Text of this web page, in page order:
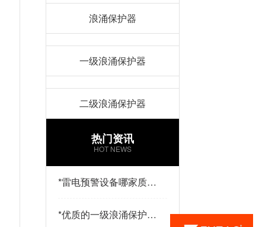
浪涌保护器
一级浪涌保护器
二级浪涌保护器
热门资讯
HOT NEWS
*雷电预警设备哪家质量
*优质的一级浪涌保护器